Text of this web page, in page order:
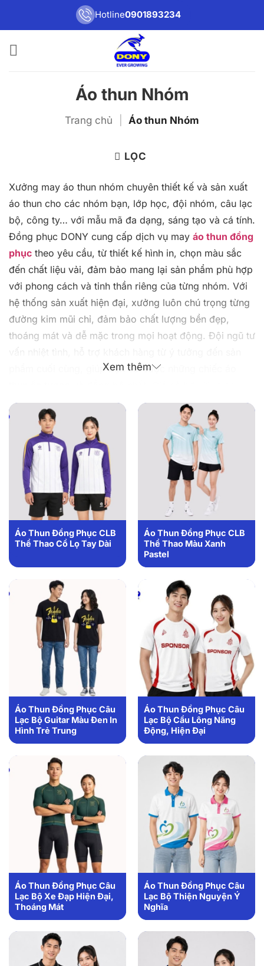
Hotline0901893234
Áo thun Nhóm
Trang chủ Áo thun Nhóm
LỌC
Xưởng may áo thun nhóm chuyên thiết kế và sản xuất
áo thun cho các nhóm bạn, lớp học, đội nhóm, câu lạc
bộ, công ty… với mẫu mã đa dạng, sáng tạo và cá tính.
Đồng phục DONY cung cấp dịch vụ may áo thun đồng
phục theo yêu cầu, từ thiết kế hình in, chọn màu sắc
đến chất liệu vải, đảm bảo mang lại sản phẩm phù hợp
với phong cách và tinh thần riêng của từng nhóm. Với
hệ thống sản xuất hiện đại, xưởng luôn chú trọng từng
đường kim mũi chỉ, đảm bảo chất lượng bền đẹp,
thoáng mát và dễ mặc trong mọi hoạt động. Đội ngũ tư
phẩm cuối cùng, giúp bạn có được những chiếc áo
hàng đúng hẹn và cam kết uy tín – chất lượng là những
giá trị cốt lõi tại xưởng may tại đồng phục Dony.
Xem thêm
Áo Thun Đồng Phục CLB
Thể Thao Cổ Lọ Tay Dài
Áo Thun Đồng Phục CLB
Thể Thao Màu Xanh
Pastel
Áo Thun Đồng Phục Câu
Lạc Bộ Guitar Màu Đen In
Hình Trẻ Trung
Áo Thun Đồng Phục Câu
Lạc Bộ Cầu Lông Năng
Động, Hiện Đại
Áo Thun Đồng Phục Câu
Lạc Bộ Xe Đạp Hiện Đại,
Thoáng Mát
Áo Thun Đồng Phục Câu
Lạc Bộ Thiện Nguyện Ý
Nghĩa